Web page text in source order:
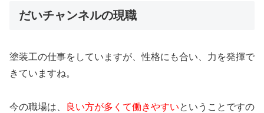
だいチャンネルの現職
塗装工の仕事をしていますが、性格にも合い、力を発揮で
きていますね。
今の職場は、 良い方が多くて働きやすいということですの